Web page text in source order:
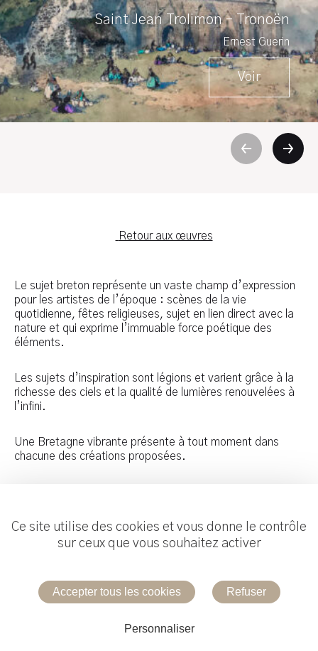
Saint Jean Trolimon – Tronoën
Ernest Guerin
Voir
Retour aux œuvres
Le sujet breton représente un vaste champ d’expression
pour les artistes de l’époque : scènes de la vie
quotidienne, fêtes religieuses, sujet en lien direct avec la
nature et qui exprime l’immuable force poétique des
éléments.
Les sujets d’inspiration sont légions et varient grâce à la
richesse des ciels et la qualité de lumières renouvelées à
l’infini.
Une Bretagne vibrante présente à tout moment dans
chacune des créations proposées.
Mentions légales
Ce site utilise des cookies et vous donne le contrôle
sur ceux que vous souhaitez activer
Accepter tous les cookies Refuser
Personnaliser